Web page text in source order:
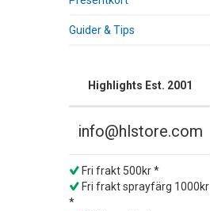
Guider & Tips
Highlights Est. 2001
info@hlstore.com
Fri frakt 500kr *
Fri frakt sprayfärg 1000kr
*